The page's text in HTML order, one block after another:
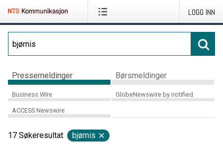
LOGG INN
Pressemeldinger Børsmeldinger
Business Wire GlobeNewswire by notified
ACCESS Newswire
17 Søkeresultat bjørnis